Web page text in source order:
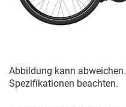
Abbildung kann
Spezifikationen beachten.